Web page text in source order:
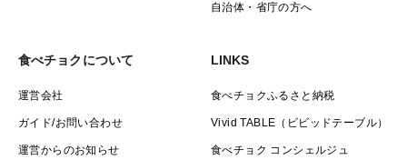
自治体・省庁の方へ
食べチョクについて
運営会社
ガイド/お問い合わせ
運営からのお知らせ
LINKS
食べチョクふるさと納税
Vivid TABLE（ビビッドテーブル）
食べチョク コンシェルジュ